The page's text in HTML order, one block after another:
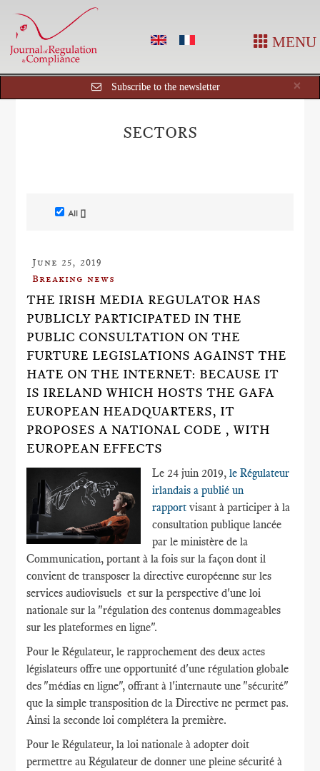
MENU
×
Subscribe to the newsletter
SECTORS
All []
June 25, 2019
Breaking news
THE IRISH MEDIA REGULATOR HAS
PUBLICLY PARTICIPATED IN THE
PUBLIC CONSULTATION ON THE
FURTURE LEGISLATIONS AGAINST THE
HATE ON THE INTERNET: BECAUSE IT
IS IRELAND WHICH HOSTS THE GAFA
EUROPEAN HEADQUARTERS, IT
PROPOSES A NATIONAL CODE , WITH
EUROPEAN EFFECTS
Le 24 juin 2019,le Régulateur
irlandais a publié un
rapportvisant à participer à la
consultation publique lancée
par le ministère de la
Communication, portant à la fois sur la façon dont il
convient de transposer la directive européenne sur les
services audiovisuels et sur la perspective d'une loi
nationale sur la "régulation des contenus dommageables
sur les plateformes en ligne".
Pour le Régulateur, le rapprochement des deux actes
législateurs offre une opportunité d'une régulation globale
des "médias en ligne", offrant à l'internaute une "sécurité"
que la simple transposition de la Directive ne permet pas.
Ainsi la seconde loi complétera la première.
Pour le Régulateur, la loi nationale à adopter doit
permettre au Régulateur de donner une pleine sécurité à